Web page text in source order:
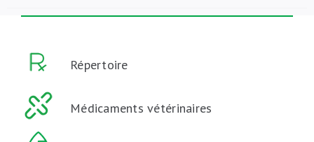
Répertoire
Médicaments vétérinaires